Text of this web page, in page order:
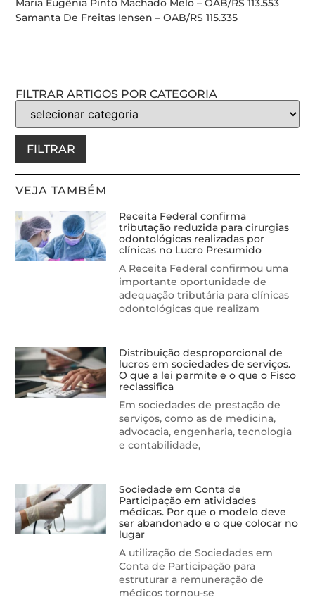
Maria Eugênia Pinto Machado Melo – OAB/RS 113.553
Samanta De Freitas Iensen – OAB/RS 115.335
FILTRAR ARTIGOS POR CATEGORIA
FILTRAR
VEJA TAMBÉM
Receita Federal confirma
tributação reduzida para cirurgias
odontológicas realizadas por
clínicas no Lucro Presumido
A Receita Federal confirmou uma
importante oportunidade de
adequação tributária para clínicas
odontológicas que realizam
Distribuição desproporcional de
lucros em sociedades de serviços.
O que a lei permite e o que o Fisco
reclassifica
Em sociedades de prestação de
serviços, como as de medicina,
advocacia, engenharia, tecnologia
e contabilidade,
Sociedade em Conta de
Participação em atividades
médicas. Por que o modelo deve
ser abandonado e o que colocar no
lugar
A utilização de Sociedades em
Conta de Participação para
estruturar a remuneração de
médicos tornou-se